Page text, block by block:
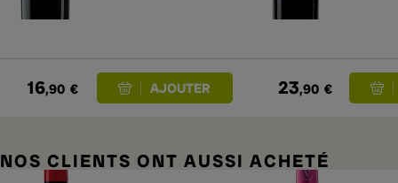
16,90 € 23,90 €
NOS CLIENTS ONT AUSSI ACHETÉ